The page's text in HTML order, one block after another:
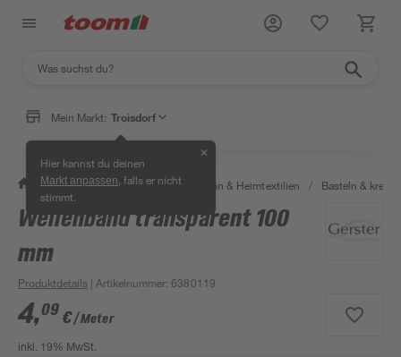
Mein Markt: Troisdorf
Hier kannst du deinen
Markt anpassen , falls er nicht
stimmt.
✕
/ Wohnen & Haushalt / Dekoration & Heimtextilien / Basteln &
Wellenband transparent 100
mm
Produktdetails | Artikelnummer:6380119
4,09 €/ Meter
inkl. 19% MwSt.